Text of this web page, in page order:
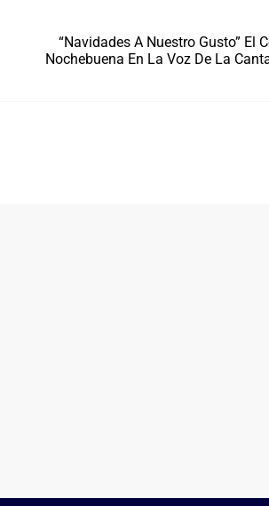
“Navidades A Nuestro Gusto” El
Nochebuena En La Voz De La